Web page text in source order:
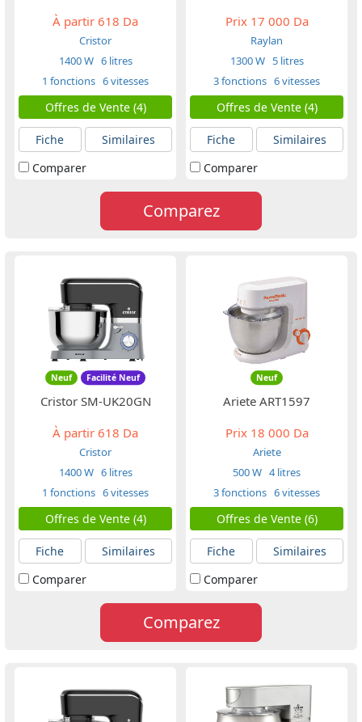
À partir 618 Da
Cristor
1400 W 6 litres
1 fonctions 6 vitesses
Offres de Vente (4)
Fiche
Similaires
Comparer
Prix17 000 Da
Raylan
1300 W 5 litres
3 fonctions 6 vitesses
Offres de Vente (4)
Fiche
Similaires
Comparer
Comparez
Neuf Facilité Neuf
Cristor SM-UK20GN
À partir 618 Da
Cristor
1400 W 6 litres
1 fonctions 6 vitesses
Offres de Vente (4)
Fiche
Similaires
Comparer
Neuf
Ariete ART1597
Prix18 000 Da
Ariete
500 W 4 litres
3 fonctions 6 vitesses
Offres de Vente (6)
Fiche
Similaires
Comparer
Comparez